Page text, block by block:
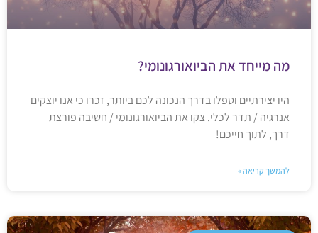
מה מייחד את הביואורגונומי?
היו יצירתיים וטפלו בדרך הנכונה לכם ביותר, זכרו כי אנו יוצקים
אנרגיה / תדר לכלי. צקו את הביואורגונומי / חשיבה פורצת
דרך, לתוך חייכם!
להמשך קריאה »